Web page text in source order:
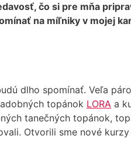
čo si pre mňa
na míľniky v mojej
dlho spomínať. Veľa
topánok LORA a
tanečných topánok,
Otvorili sme nové kurzy